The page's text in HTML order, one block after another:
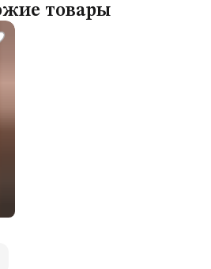
товары